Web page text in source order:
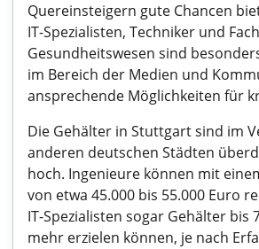
Quereinsteigern gute Chancen
IT-Spezialisten, Techniker und
Gesundheitswesen sind
im Bereich der Medien und
ansprechende Möglichkeiten für
Die Gehälter in Stuttgart sind im
anderen deutschen Städten
hoch. Ingenieure können mit
von etwa 45.000 bis 55.000 Euro
IT-Spezialisten sogar Gehälter bis
mehr erzielen können, je nach